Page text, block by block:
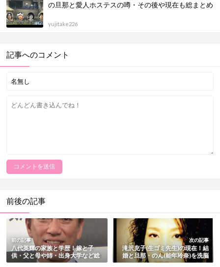
の旦那と愛人ホステスの噂・その後や現在も総まとめ
yujitake226
記事へのコメント
前後の記事
前の記事
八代英輝の家族と学歴！嫁と子
供・父と母や姉・出身大学など総
まとめ
次の記事
滝沢充子(生ゴミ先生)の現在！結
婚と旦那・のん(能年玲奈)を洗脳
したデマなど総まとめ